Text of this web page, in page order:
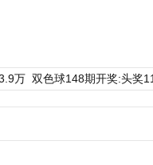
万 双色球148期开奖:头奖